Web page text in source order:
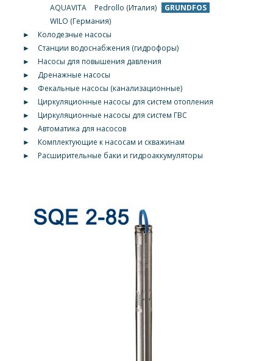
AQUAVITA
Pedrollo (Италия)
GRUNDFOS
WILO (Германия)
►
Колодезные насосы
►
Станции водоснабжения (гидрофоры)
►
Насосы для повышения давления
►
Дренажные насосы
►
Фекальные насосы (канализационные)
►
Циркуляционные насосы для систем отопления
►
Циркуляционные насосы для систем ГВС
►
Автоматика для насосов
►
Комплектующие к насосам и скважинам
►
Расширительные баки и гидроаккумуляторы